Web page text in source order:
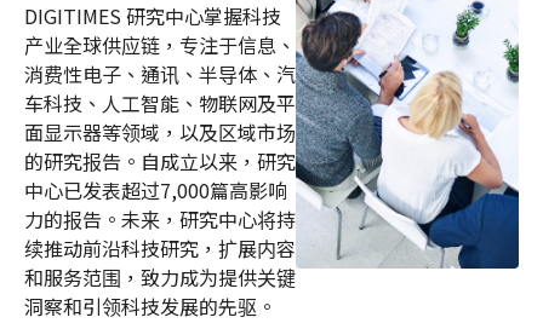
DIGITIMES 研究中心掌握科技
产业全球供应链，专注于信息、
消费性电子、通讯、半导体、汽
车科技、人工智能、物联网及平
面显示器等领域，以及区域市场
的研究报告。自成立以来，研究
中心已发表超过7,000篇高影响
力的报告。未来，研究中心将持
续推动前沿科技研究，扩展内容
和服务范围，致力成为提供关键
洞察和引领科技发展的先驱。